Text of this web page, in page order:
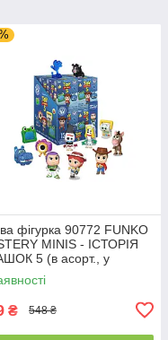
фігурка 90772 FUNKO
MINIS - ІСТОРІЯ
5 (в асорт., у
₴ 548 ₴